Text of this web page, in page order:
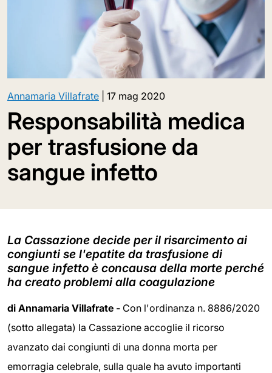
Annamaria Villafrate 17 mag 2020
Responsabilità medica
per trasfusione da
sangue infetto
La Cassazione decide per il risarcimento ai
congiunti se l'epatite da trasfusione di
sangue infetto è concausa della morte perché
ha creato problemi alla coagulazione
di Annamaria Villafrate - Con l'ordinanza n. 8886/2020
(sotto allegata) la Cassazione accoglie il ricorso
avanzato dai congiunti di una donna morta per
emorragia celebrale, sulla quale ha avuto importanti